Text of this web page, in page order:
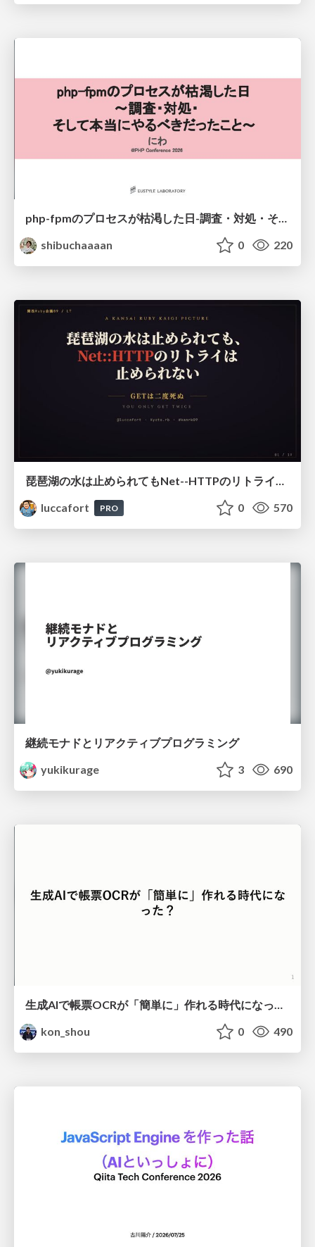
php-fpmのプロセスが枯渇した日-調査・対処・そして本当にやるべきだったこと-
shibuchaaaan
0 220
luccafort
PRO 0 570
継続モナドとリアクティブプログラミング
yukikurage
3 690
生成AIで帳票OCRが「簡単に」作れる時代になった？
kon_shou
0 490